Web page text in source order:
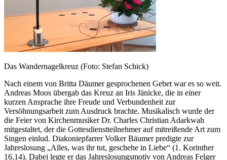
Das Wandernagelkreuz (Foto: Stefan Schick)
Nach einem von Britta Däumer gesprochenen Gebet war es so weit.
Andreas Moos übergab das Kreuz an Iris Jänicke, die in einer
kurzen Ansprache ihre Freude und Verbundenheit zur
Versöhnungsarbeit zum Ausdruck brachte. Musikalisch wurde der
die Feier von Kirchenmusiker Dr. Charles Christian Adarkwah
mitgestaltet, der die Gottesdienstteilnehmer auf mitreißende Art zum
Singen einlud. Diakoniepfarrer Volker Bäumer predigte zur
Jahreslosung „Alles, was ihr tut, geschehe in Liebe“ (1. Korinther
16,14). Dabei legte er das Jahreslosungsmotiv von Andreas Felger